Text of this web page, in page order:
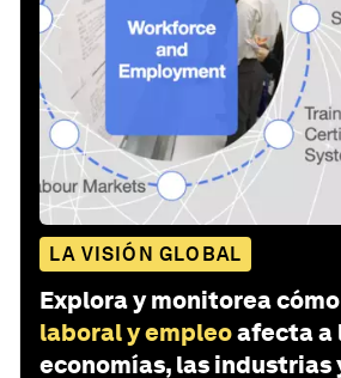
LA VISIÓN GLOBAL
Explora y monitorea cómo
laboral y empleoafecta a
economías, las industrias